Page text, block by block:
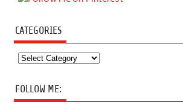
CATEGORIES
Categories
FOLLOW ME: